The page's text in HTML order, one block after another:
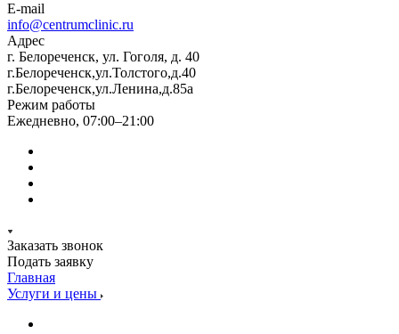
E-mail
info@centrumclinic.ru
Адрес
г. Белореченск, ул. Гоголя, д. 40
г.Белореченск,ул.Толстого,д.40
г.Белореченск,ул.Ленина,д.85а
Режим работы
Ежедневно, 07:00–21:00
Заказать звонок
Подать заявку
Главная
Услуги и цены